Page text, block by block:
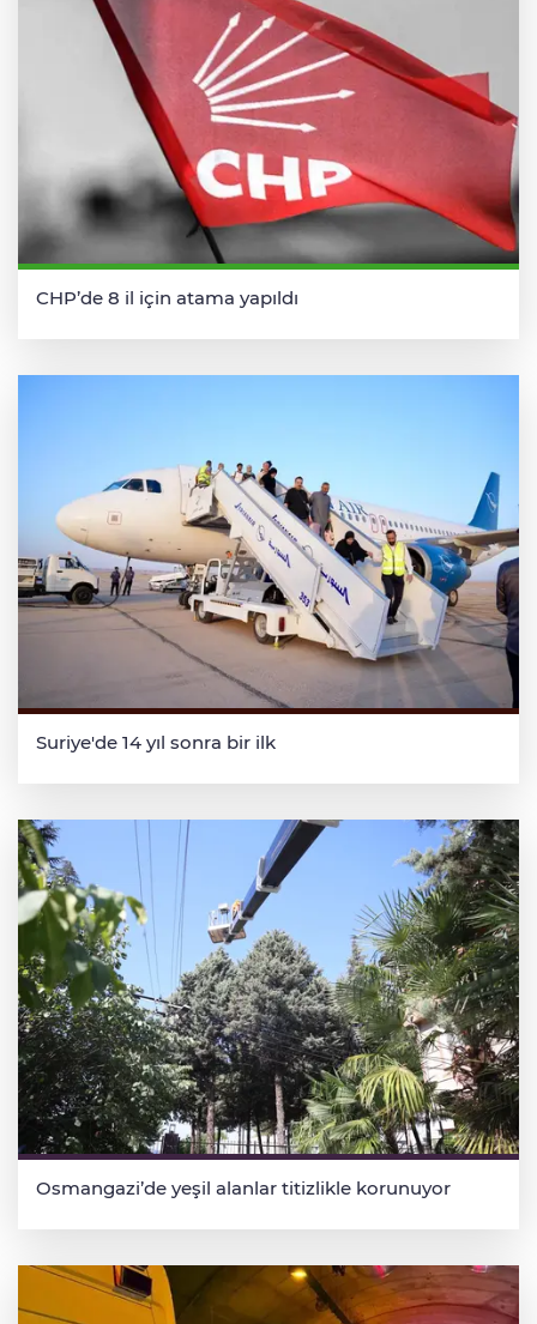
CHP’de 8 il için atama yapıldı
Suriye'de 14 yıl sonra bir ilk
Osmangazi’de yeşil alanlar titizlikle korunuyor